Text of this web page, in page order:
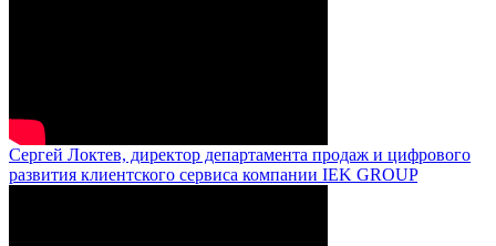
Сергей Локтев, директор департамента продаж и цифрового
развития клиентского сервиса компании IEK GROUP